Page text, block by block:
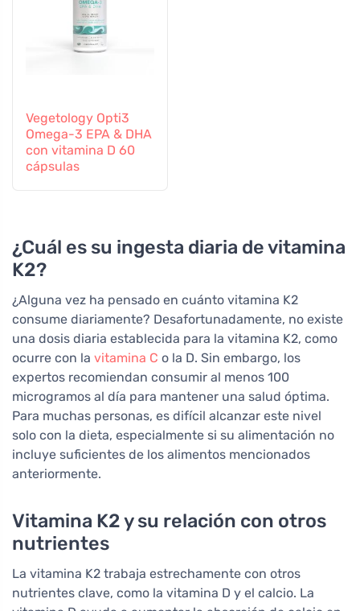
Vegetology Opti3
Omega-3 EPA & DHA
con vitamina D 60
cápsulas
¿Cuál es su ingesta diaria de vitamina
K2?
¿Alguna vez ha pensado en cuánto vitamina K2
consume diariamente? Desafortunadamente, no existe
una dosis diaria establecida para la vitamina K2, como
ocurre con la vitamina C o la D. Sin embargo, los
expertos recomiendan consumir al menos 100
microgramos al día para mantener una salud óptima.
Para muchas personas, es difícil alcanzar este nivel
solo con la dieta, especialmente si su alimentación no
incluye suficientes de los alimentos mencionados
anteriormente.
Vitamina K2 y su relación con otros
nutrientes
La vitamina K2 trabaja estrechamente con otros
nutrientes clave, como la vitamina D y el calcio. La